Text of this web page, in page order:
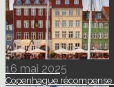
16 mai 2025
Copenhague